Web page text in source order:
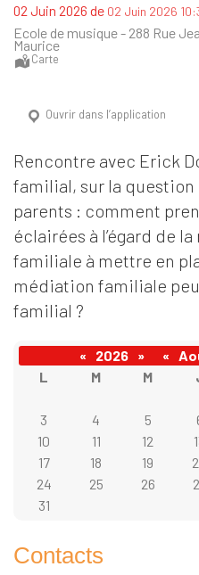
02 Juin 2026 de 02 Juin 2026
Ecole de musique - 288 Rue
Maurice
Carte
Ouvrir dans l’application
Rencontre avec Erick
familial, sur la question
parents : comment
éclairées à l’égard de
familiale à mettre en
médiation familiale
familial ?
« 2026 » «
L
M M
3
4 5
10
11 12
17
18 19
24
25 26
31
Contacts